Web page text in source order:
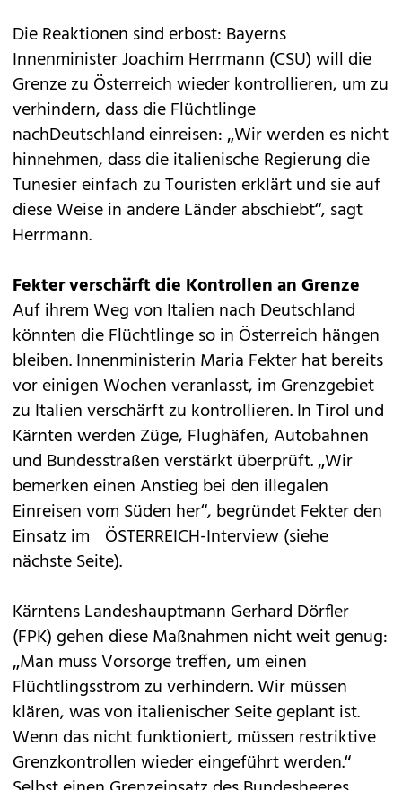
Die Reaktionen sind erbost: Bayerns
Innenminister Joachim Herrmann (CSU) will die
Grenze zu Österreich wieder kontrollieren, um zu
verhindern, dass die Flüchtlinge
nachDeutschland einreisen: „Wir werden es nicht
hinnehmen, dass die italienische Regierung die
Tunesier einfach zu Touristen erklärt und sie auf
diese Weise in andere Länder abschiebt“, sagt
Herrmann.
Fekter verschärft die Kontrollen an Grenze
Auf ihrem Weg von Italien nach Deutschland
könnten die Flüchtlinge so in Österreich hängen
bleiben. Innenministerin Maria Fekter hat bereits
vor einigen Wochen veranlasst, im Grenzgebiet
zu Italien verschärft zu kontrollieren. In Tirol und
Kärnten werden Züge, Flughäfen, Autobahnen
und Bundesstraßen verstärkt überprüft. „Wir
bemerken einen Anstieg bei den illegalen
Einreisen vom Süden her“, begründet Fekter den
Einsatz im ÖSTERREICH-Interview (siehe
nächste Seite).
Kärntens Landeshauptmann Gerhard Dörfler
(FPK) gehen diese Maßnahmen nicht weit genug:
„Man muss Vorsorge treffen, um einen
Flüchtlingsstrom zu verhindern. Wir müssen
klären, was von italienischer Seite geplant ist.
Wenn das nicht funktioniert, müssen restriktive
Grenzkontrollen wieder eingeführt werden.“